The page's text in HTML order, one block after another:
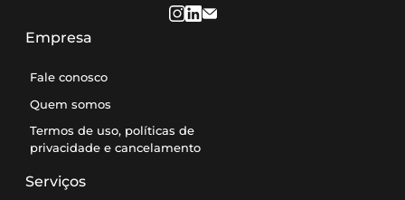
Empresa
Fale conosco
Quem somos
Termos de uso, políticas de
privacidade e cancelamento
Serviços